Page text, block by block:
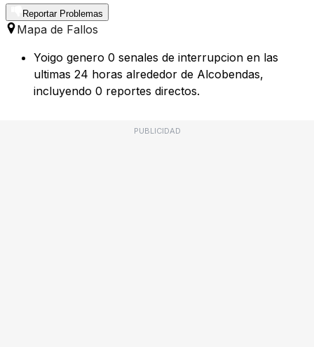
Reportar Problemas
Mapa de Fallos
Yoigo genero 0 senales de interrupcion en las
ultimas 24 horas alrededor de Alcobendas,
incluyendo 0 reportes directos.
PUBLICIDAD